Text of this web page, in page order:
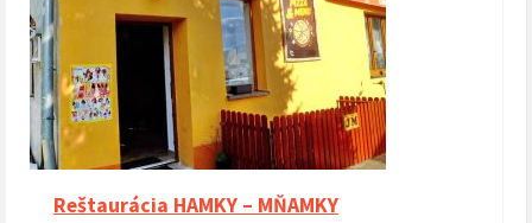
Reštaurácia HAMKY – MŇAMKY